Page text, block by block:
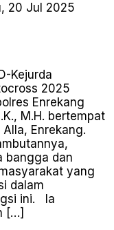
20 Jul 2025
Kejurda
2025
Enrekang
M.H. bertempat
Enrekang.
bangga dan
yang
dalam
ini. Ia
[…]